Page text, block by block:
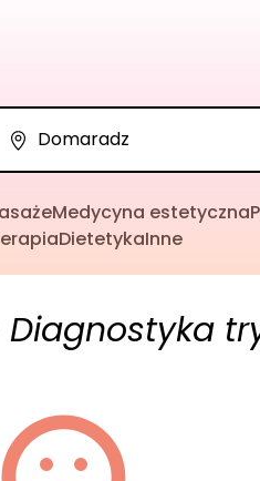
Medycyna estetyczna
DietetykaInne